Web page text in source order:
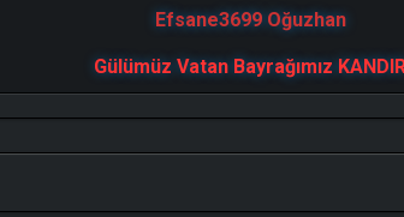
Efsane3699 Oğuzhan
Gülümüz Vatan Bayrağımız